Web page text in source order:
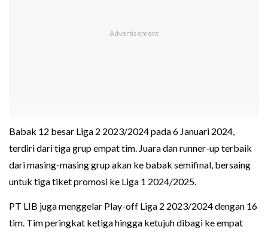
Babak 12 besar Liga 2 2023/2024 pada 6 Januari 2024,
terdiri dari tiga grup empat tim. Juara dan runner-up terbaik
dari masing-masing grup akan ke babak semifinal, bersaing
untuk tiga tiket promosi ke Liga 1 2024/2025.
PT LIB juga menggelar Play-off Liga 2 2023/2024 dengan 16
tim. Tim peringkat ketiga hingga ketujuh dibagi ke empat